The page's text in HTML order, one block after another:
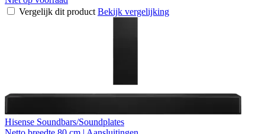
Vergelijk dit product Bekijk vergelijking
Hisense Soundbars/Soundplates